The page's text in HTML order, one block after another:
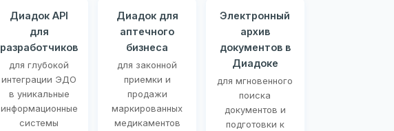
Диадок API
для
разработчиков
для глубокой
интеграции ЭДО
в уникальные
информационные
системы
Диадок для
аптечного
бизнеса
для законной
приемки и
продажи
маркированных
медикаментов
Электронный
архив
документов в
Диадоке
для мгновенного
поиска
документов и
подготовки к